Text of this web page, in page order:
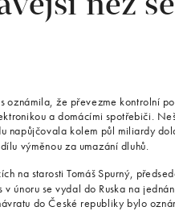
oznámila, že převezme kontrolní
a domácími spotřebiči.
napůjčovala kolem půl miliardy
výměnou za umazání dluhů.
na starosti Tomáš Spurný,
únoru se vydal do Ruska na
do České republiky bylo